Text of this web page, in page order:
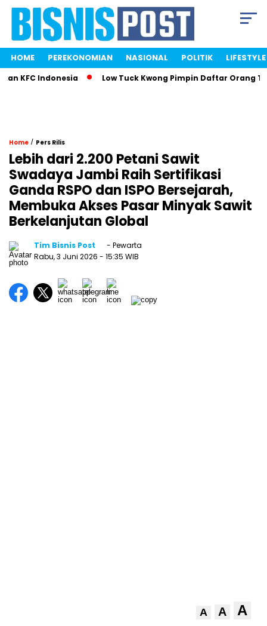
HOME PEREKONOMIAN NASIONAL POLITIK LIFESTYLE
Indonesia Low Tuck Kwong Pimpin Daftar Orang
Home / Pers Rilis
Lebih dari 2.200 Petani Sawit
Swadaya Jambi Raih Sertifikasi
Ganda RSPO dan ISPO Bersejarah,
Membuka Akses Pasar Minyak Sawit
Berkelanjutan Global
Tim Bisnis Post
- Pewarta
Rabu, 3 Juni 2026 - 15:35 WIB
A A A